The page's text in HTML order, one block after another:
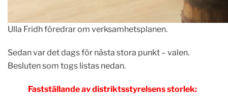
Ulla Fridh föredrar om verksamhetsplanen.
Sedan var det dags för nästa stora punkt – valen.
Besluten som togs listas nedan.
Fastställande av distriktsstyrelsens storlek: